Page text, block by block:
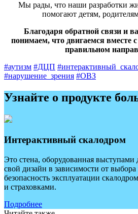
Мы рады, что наши разработки
помогают детям,
Благодаря обратной связи и
понимаем, что двигаемся вместе
правильном
#аутизм #ДЦП
#нарушение_зрения #ОВЗ
Узнайте о продукте
Интерактивный скалодром
Это стена, оборудованная
свой дизайн в зависимости от
безопасность эксплуатации
и страховками.
Подробнее